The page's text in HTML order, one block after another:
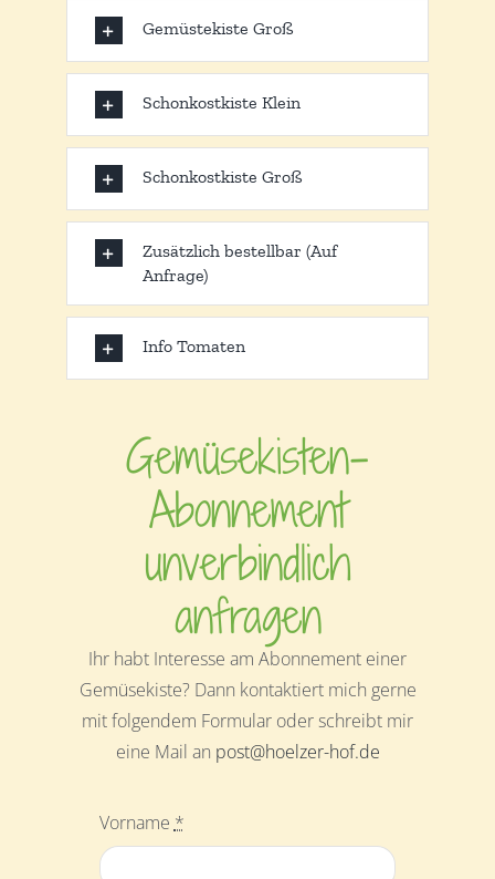
Gemüstekiste Groß
Schonkostkiste Klein
Schonkostkiste Groß
Zusätzlich bestellbar (Auf
Anfrage)
Info Tomaten
Gemüsekisten-
Abonnement
unverbindlich
anfragen
Ihr habt Interesse am Abonnement einer
Gemüsekiste? Dann kontaktiert mich gerne
mit folgendem Formular oder schreibt mir
eine Mail an post@hoelzer-hof.de
Vorname *